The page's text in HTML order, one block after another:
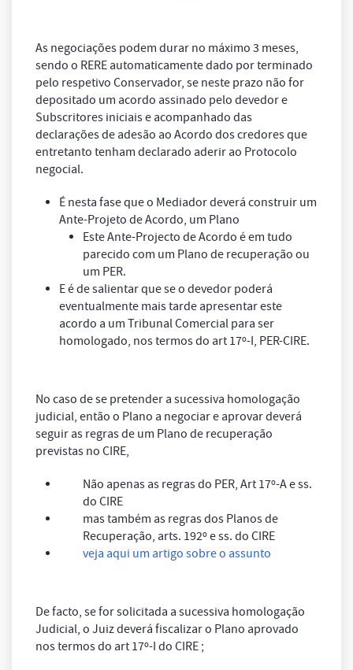
As negociações podem durar no máximo 3 meses,
sendo o RERE automaticamente dado por terminado
pelo respetivo Conservador, se neste prazo não for
depositado um acordo assinado pelo devedor e
Subscritores iniciais e acompanhado das
declarações de adesão ao Acordo dos credores que
entretanto tenham declarado aderir ao Protocolo
negocial.
É nesta fase que o Mediador deverá construir um
Ante-Projeto de Acordo, um Plano
Este Ante-Projecto de Acordo é em tudo
parecido com um Plano de recuperação ou
um PER.
E é de salientar que se o devedor poderá
eventualmente mais tarde apresentar este
acordo a um Tribunal Comercial para ser
homologado, nos termos do art 17º-I, PER-CIRE.
No caso de se pretender a sucessiva homologação
judicial, então o Plano a negociar e aprovar deverá
seguir as regras de um Plano de recuperação
previstas no CIRE,
Não apenas as regras do PER, Art 17º-A e ss.
do CIRE
mas também as regras dos Planos de
Recuperação, arts. 192º e ss. do CIRE
veja aqui um artigo sobre o assunto
De facto, se for solicitada a sucessiva homologação
Judicial, o Juiz deverá fiscalizar o Plano aprovado
nos termos do art 17º-I do CIRE ;